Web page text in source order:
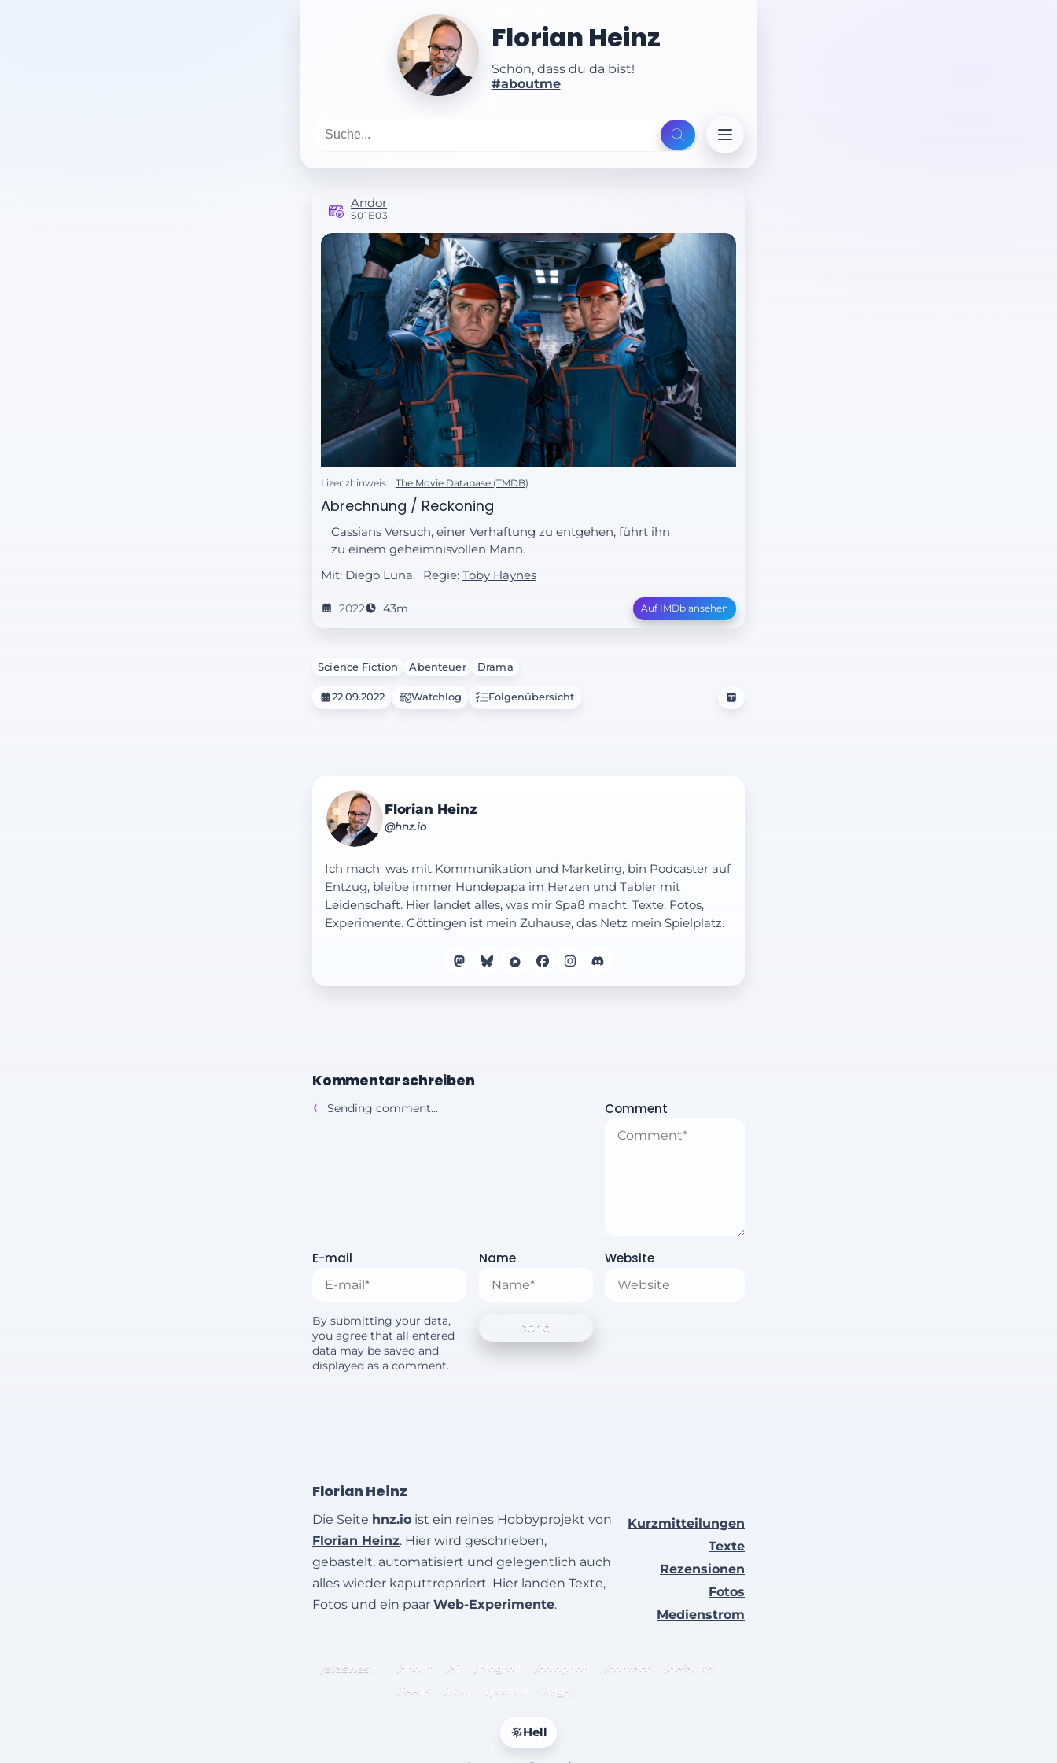
Florian Heinz
Schön, dass du da bist!
#aboutme
Andor
S01E03
Lizenzhinweis: The Movie Database (TMDB)
Abrechnung / Reckoning
Cassians Versuch, einer Verhaftung zu entgehen, führt ihn
zu einem geheimnisvollen Mann.
Mit: Diego Luna.
Regie: Toby Haynes
2022 43m Auf IMDb ansehen
Science Fiction Abenteuer Drama
22.09.2022 Watchlog Folgenübersicht
Florian Heinz
@hnz.io
Ich mach' was mit Kommunikation und Marketing, bin Podcaster auf
Entzug, bleibe immer Hundepapa im Herzen und Tabler mit
Leidenschaft. Hier landet alles, was mir Spaß macht: Texte, Fotos,
Experimente. Göttingen ist mein Zuhause, das Netz mein Spielplatz.
Kommentar schreiben
Sending comment... Comment
E-mail Name Website
By submitting your data,
you agree that all entered
data may be saved and
displayed as a comment.
Florian Heinz
Die Seite hnz.io ist ein reines Hobbyprojekt von
Florian Heinz. Hier wird geschrieben,
gebastelt, automatisiert und gelegentlich auch
alles wieder kaputtrepariert. Hier landen Texte,
Fotos und ein paar Web-Experimente.
Kurzmitteilungen
Texte
Rezensionen
Fotos
Medienstrom
/slashes /about /ai /blogroll /colophon /contact
/defaults
/feeds
/now /podroll /tags
Hell